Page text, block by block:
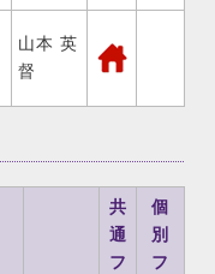
山本 英
督
共
通
フ
個
別
フ